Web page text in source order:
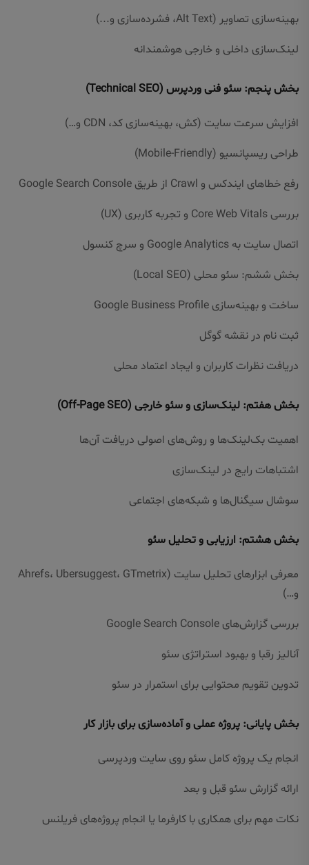
بهینه‌سازی تصاویر (Alt Text، فشرده‌سازی و...)
لینک‌سازی داخلی و خارجی هوشمندانه
بخش پنجم: سئو فنی وردپرس (Technical SEO)
افزایش سرعت سایت (کش، بهینه‌سازی کد، CDN و…)
طراحی ریسپانسیو (Mobile-Friendly)
رفع خطاهای ایندکس و Crawl از طریق Google Search Console
بررسی Core Web Vitals و تجربه کاربری (UX)
اتصال سایت به Google Analytics و سرچ کنسول
بخش ششم: سئو محلی (Local SEO)
ساخت و بهینه‌سازی Google Business Profile
ثبت نام در نقشه گوگل
دریافت نظرات کاربران و ایجاد اعتماد محلی
بخش هفتم: لینک‌سازی و سئو خارجی (Off-Page SEO)
اهمیت بک‌لینک‌ها و روش‌های اصولی دریافت آن‌ها
اشتباهات رایج در لینک‌سازی
سوشال سیگنال‌ها و شبکه‌های اجتماعی
بخش هشتم: ارزیابی و تحلیل سئو
معرفی ابزارهای تحلیل سایت (Ahrefs، Ubersuggest، GTmetrix
و…)
بررسی گزارش‌های Google Search Console
آنالیز رقبا و بهبود استراتژی سئو
تدوین تقویم محتوایی برای استمرار در سئو
بخش پایانی: پروژه عملی و آماده‌سازی برای بازار کار
انجام یک پروژه کامل سئو روی سایت وردپرسی
ارائه گزارش سئو قبل و بعد
نکات مهم برای همکاری با کارفرما یا انجام پروژه‌های فریلنس